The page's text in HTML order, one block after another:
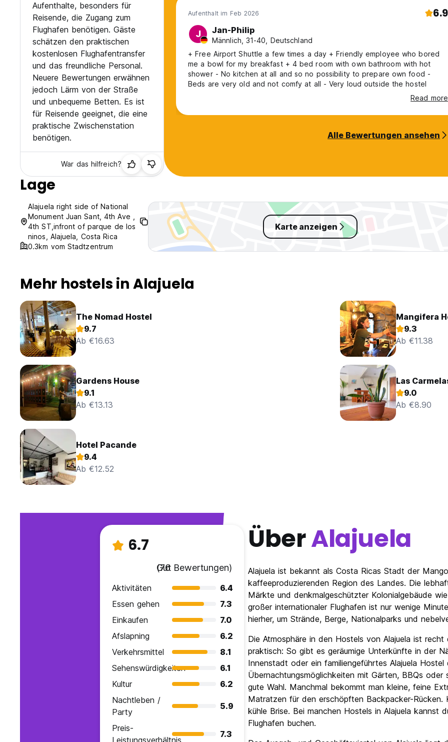
Aufenthalte, besonders für
Reisende, die Zugang zum
Flughafen benötigen. Gäste
schätzen den praktischen
kostenlosen Flughafentransfer
und das freundliche Personal.
Neuere Bewertungen erwähnen
jedoch Lärm von der Straße
und unbequeme Betten. Es ist
für Reisende geeignet, die eine
praktische Zwischenstation
benötigen.
War das hilfreich?
Aufenthalt im Feb 2026 6.9
J Jan-Philip
Männlich, 31-40, Deutschland
+ Free Airport Shuttle a few times a day + Friendly employee who bored
me a bowl for my breakfast + 4 bed room with own bathroom with hot
shower - No kitchen at all and so no possibility to prepare own food -
Beds are very old and not comfy at all - Very loud outside the hostel
Read more
Alle Bewertungen ansehen
Lage
Alajuela right side of National
Monument Juan Sant, 4th Ave ,
4th ST,infront of parque de los
ninos, Alajuela, Costa Rica
0.3km vom Stadtzentrum
Karte anzeigen
Mehr hostels in Alajuela
The Nomad Hostel
9.7
Ab €16.63
Mangifera
9.3
Ab €11.38
Gardens House
9.1
Ab €13.13
Las
9.0
Ab €8.90
Hotel Pacande
9.4
Ab €12.52
6.7
Gut
(76 Bewertungen)
Aktivitäten
6.4
Essen gehen
7.3
Einkaufen
7.0
Afslapning
6.2
Verkehrsmittel
8.1
Sehenswürdigkeiten
6.1
Kultur
6.2
Nachtleben /
Party
5.9
Preis-
7.3
ÜberAlajuela
Alajuela ist bekannt als Costa Ricas Stadt der
kaffeeproduzierenden Region des Landes. Die
Märkte und denkmalgeschützter Kolonialgebäude
großer internationaler Flughafen ist nur wenige
hierher, um Strände, Berge, Nationalparks und
Die Atmosphäre in den Hostels von Alajuela ist
praktisch: So gibt es geräumige Unterkünfte in der
Innenstadt oder ein familiengeführtes Alajuela
Übernachtungsmöglichkeiten mit Gärten, BBQs oder
gute Wahl. Manchmal bekommt man kleine, feine
Matratzen für den erschöpften Backpacker-Rücken.
kühle Brise. Bei manchen Hostels in Alajuela kannst
Flughafen buchen.